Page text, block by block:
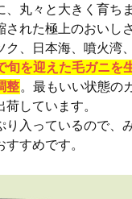
、丸々と大きく育ち
された極上のおいし
、日本海、噴火湾
旬を迎えた毛ガニを
整。最もいい状態の
しています。
り入っているので、
すめです。